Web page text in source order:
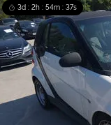
3d : 2h : 54m : 36s